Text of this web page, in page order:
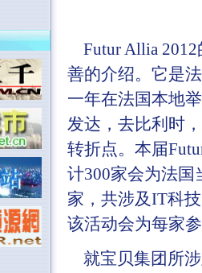
Futur Allia 2012
善的介绍。它是
一年在法国本地
发达，去比利时
转折点。本届
计300家会为法国
家，共涉及IT科
该活动会为每家
就宝贝集团所涉